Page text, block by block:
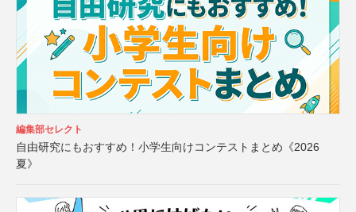
編集部セレクト
自由研究にもおすすめ！小学生向けコンテストまとめ《2026
夏》